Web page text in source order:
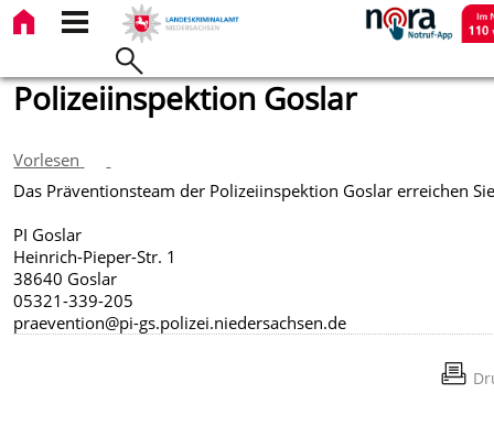
Polizeiinspektion Goslar
Vorlesen
Das Präventionsteam der Polizeiinspektion Goslar erreichen
PI Goslar
Heinrich-Pieper-Str. 1
38640 Goslar
05321-339-205
praevention@pi-gs.polizei.niedersachsen.de